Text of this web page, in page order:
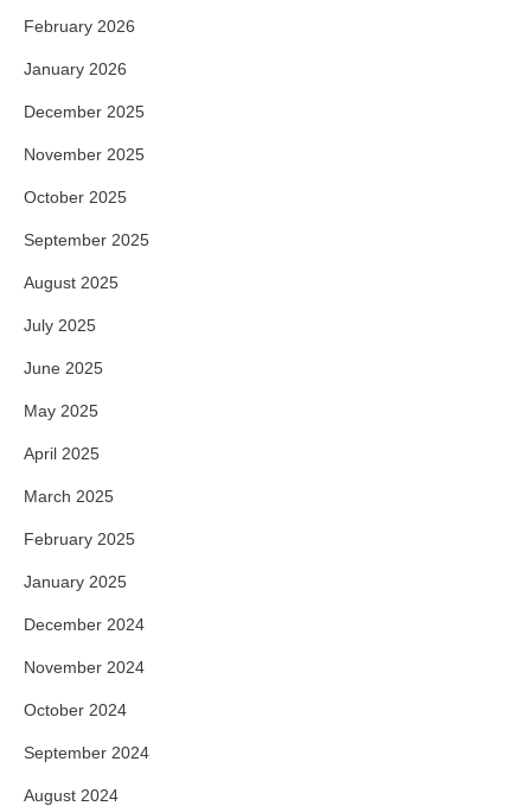
February 2026
January 2026
December 2025
November 2025
October 2025
September 2025
August 2025
July 2025
June 2025
May 2025
April 2025
March 2025
February 2025
January 2025
December 2024
November 2024
October 2024
September 2024
August 2024